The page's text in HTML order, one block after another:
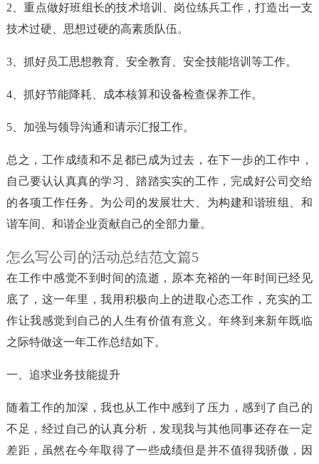
2、重点做好班组长的技术培训、岗位练兵工作，打造出一支
技术过硬、思想过硬的高素质队伍。
3、抓好员工思想教育、安全教育、安全技能培训等工作。
4、抓好节能降耗、成本核算和设备检查保养工作。
5、加强与领导沟通和请示汇报工作。
总之，工作成绩和不足都已成为过去，在下一步的工作中，
自己要认认真真的学习、踏踏实实的工作，完成好公司交给
的各项工作任务。为公司的发展壮大、为构建和谐班组、和
谐车间、和谐企业贡献自己的全部力量。
怎么写公司的活动总结范文篇5
在工作中感觉不到时间的流逝，原本充裕的一年时间已经见
底了，这一年里，我用积极向上的进取心态工作，充实的工
作让我感觉到自己的人生有价值有意义。年终到来新年既临
之际特做这一年工作总结如下。
一、追求业务技能提升
随着工作的加深，我也从工作中感到了压力，感到了自己的
不足，经过自己的认真分析，发现我与其他同事还存在一定
差距，虽然在今年取得了一些成绩但是并不值得我骄傲，因